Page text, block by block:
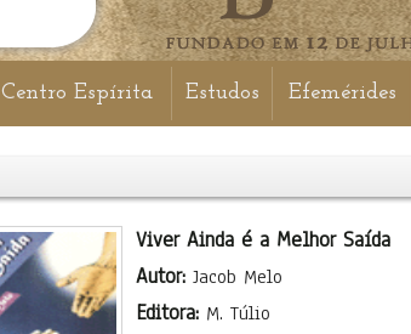
Centro Espírita Estudos Efemérides
Viver Ainda é a Melhor Saída
Autor: Jacob Melo
Editora: M. Túlio